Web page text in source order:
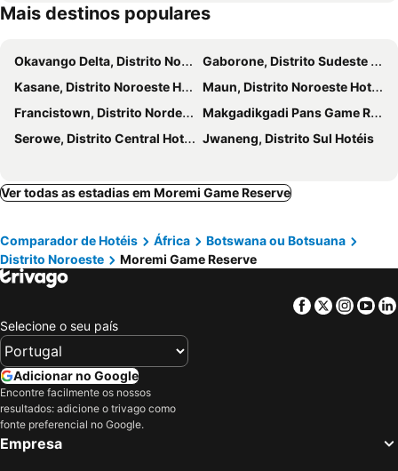
Mais destinos populares
Okavango Delta, Distrito Noroeste Hotéis
Gaborone, Distrito Sudeste Hotéis
Kasane, Distrito Noroeste Hotéis
Maun, Distrito Noroeste Hotéis
Francistown, Distrito Nordeste Hotéis
Makgadikgadi Pans Game Reserve, Distrito Central Hotéis
Serowe, Distrito Central Hotéis
Jwaneng, Distrito Sul Hotéis
Ver todas as estadias em Moremi Game Reserve
Comparador de Hotéis África
Botswana ou Botsuana
Distrito Noroeste
Moremi Game Reserve
Facebook
Twitter
Selecione o seu país
Adicionar no Google
Encontre facilmente os nossos
resultados: adicione o trivago como
fonte preferencial no Google.
Empresa